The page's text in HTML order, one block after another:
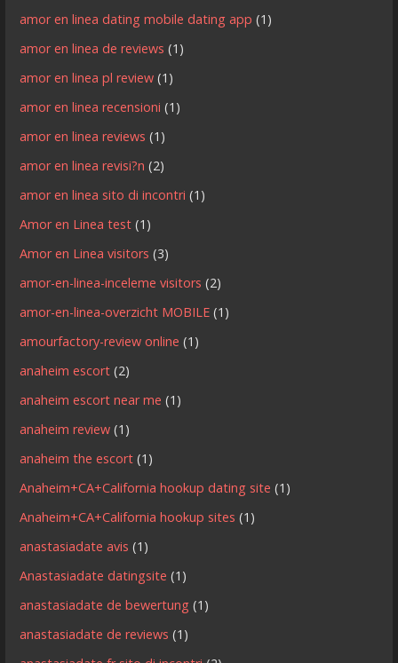
amor en linea dating mobile dating app (1)
amor en linea de reviews (1)
amor en linea pl review (1)
amor en linea recensioni (1)
amor en linea reviews (1)
amor en linea revisi?n (2)
amor en linea sito di incontri (1)
Amor en Linea test (1)
Amor en Linea visitors (3)
amor-en-linea-inceleme visitors (2)
amor-en-linea-overzicht MOBILE (1)
amourfactory-review online (1)
anaheim escort (2)
anaheim escort near me (1)
anaheim review (1)
anaheim the escort (1)
Anaheim+CA+California hookup dating site (1)
Anaheim+CA+California hookup sites (1)
anastasiadate avis (1)
Anastasiadate datingsite (1)
anastasiadate de bewertung (1)
anastasiadate de reviews (1)